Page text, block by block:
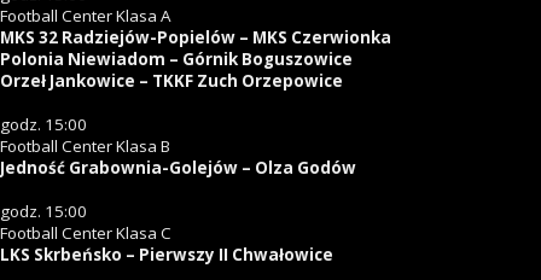
Football Center Klasa A
MKS 32 Radziejów-Popielów – MKS Czerwionka
Polonia Niewiadom – Górnik Boguszowice
Orzeł Jankowice – TKKF Zuch Orzepowice
godz. 15:00
Football Center Klasa B
Jedność Grabownia-Golejów – Olza Godów
godz. 15:00
Football Center Klasa C
LKS Skrbeńsko – Pierwszy II Chwałowice